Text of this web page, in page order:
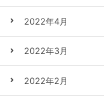
2022年4月
2022年3月
2022年2月